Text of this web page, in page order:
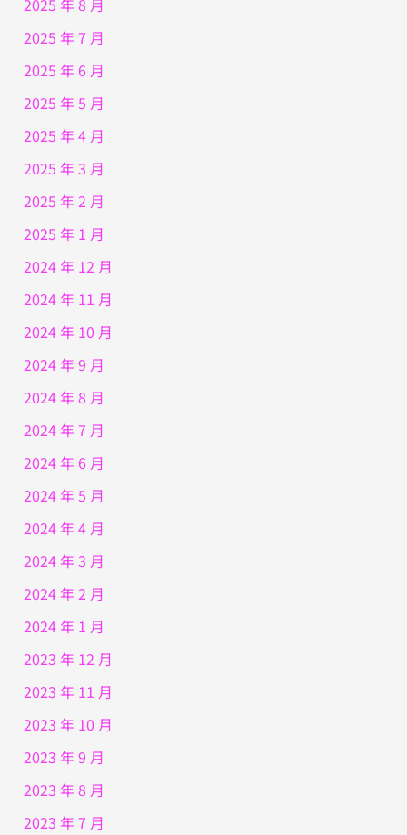
2025 年 8 月
2025 年 7 月
2025 年 6 月
2025 年 5 月
2025 年 4 月
2025 年 3 月
2025 年 2 月
2025 年 1 月
2024 年 12 月
2024 年 11 月
2024 年 10 月
2024 年 9 月
2024 年 8 月
2024 年 7 月
2024 年 6 月
2024 年 5 月
2024 年 4 月
2024 年 3 月
2024 年 2 月
2024 年 1 月
2023 年 12 月
2023 年 11 月
2023 年 10 月
2023 年 9 月
2023 年 8 月
2023 年 7 月